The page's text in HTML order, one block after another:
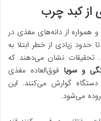
از کبد چرب
و همواره از دانه‌های مغذی در
حدود زیادی از خطر ابتلا به
تحقیقات نشان می‌دهند که
و سویا فوق‌العاده مغذی
گوارش می‌کنند. این
می‌شود.